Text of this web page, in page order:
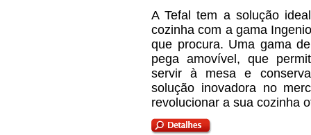
A Tefal tem a solução
cozinha com a gama
que procura. Uma gama
pega amovível, que
servir à mesa e
solução inovadora no
revolucionar a sua cozinha